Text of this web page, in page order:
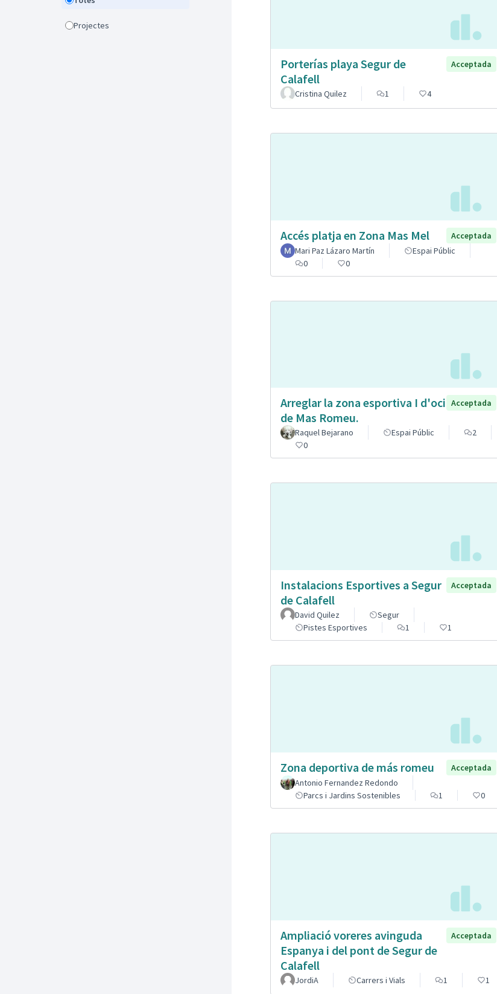
Projectes
Porterías playa Segur de
Calafell
Acceptada
Cristina Quilez 1 4
Accés platja en Zona Mas Mel
Acceptada
Mari Paz Lázaro Martín
Espai Públic
0
0
Arreglar la zona esportiva I d'oci
de Mas Romeu.
Acceptada
Raquel Bejarano Espai Públic
2
0
Instalacions Esportives a Segur
de Calafell
Acceptada
David Quilez
Segur
Pistes Esportives
1 1
Zona deportiva de más romeu
Acceptada
Antonio Fernandez Redondo
Parcs i Jardins Sostenibles
1 0
Ampliació voreres avinguda
Espanya i del pont de Segur de
Calafell
Acceptada
JordiA Carrers i Vials 1 1